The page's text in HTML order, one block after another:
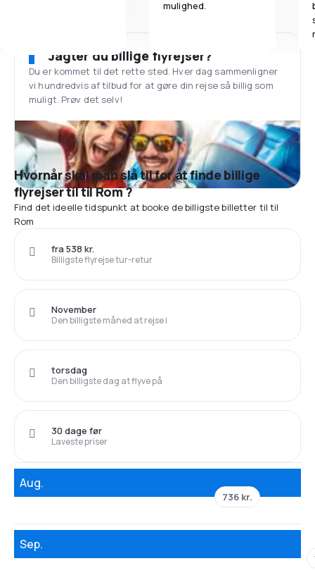
mulighed.
Jagter du billige flyrejser?
Du er kommet til det rette sted. Hver dag sammenligner
vi hundredvis af tilbud for at gøre din rejse så billig som
muligt. Prøv det selv!
Hvornår skal man slå til for at finde billige
flyrejser til til Rom ?
Find det ideelle tidspunkt at booke de billigste billetter til til
Rom
Billigste flyrejse tur-retur
fra 538 kr.
Den billigste måned at rejse i
November
Den billigste dag at flyve på
torsdag
Laveste priser
30 dage før
Aug.
736 kr.
Sep.